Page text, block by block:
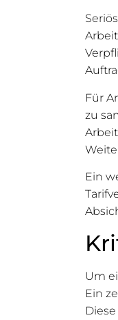
Für
zu
Ein
Um
Ein